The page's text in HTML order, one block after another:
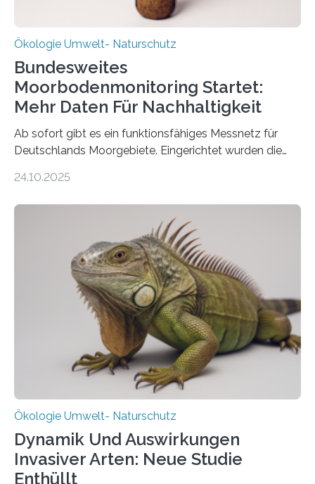
Ökologie Umwelt- Naturschutz
Bundesweites
Moorbodenmonitoring Startet:
Mehr Daten Für Nachhaltigkeit
Ab sofort gibt es ein funktionsfähiges Messnetz für
Deutschlands Moorgebiete. Eingerichtet wurden die
vergangenen fünf Jahren von Wissenschaftlerinnen
heutigen Donnerstag übergeben sie ihren Bericht zur
Aufbauphase an den Auftraggeber, das
Bundesministerium für Landwirtschaft, Ernährung und
Heimat. Braunschweig/Eberswalde (23. Oktober 2025).
Ein Netz aus 155 Messstationen spannt sich neuerdings
über Deutschlands Moorböden. Eingerichtet wurden sie
in den vergangenen fünf Jahren von
Wissenschaftlerinnen und Wissenschaftlern des
Thünen-Instituts für Agrarklimaschutz…
24.10.2025
Ökologie Umwelt- Naturschutz
Dynamik Und Auswirkungen
Invasiver Arten: Neue Studie
Enthüllt